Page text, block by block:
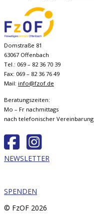
Domstraße 81
63067 Offenbach
Tel.: 069 – 82 36 70 39
Fax: 069 – 82 36 76 49
Mail: info@fzof.de
Beratungszeiten:
Mo – Fr nachmittags
nach telefonischer Vereinbarung
NEWSLETTER
SPENDEN
© FzOF 2026